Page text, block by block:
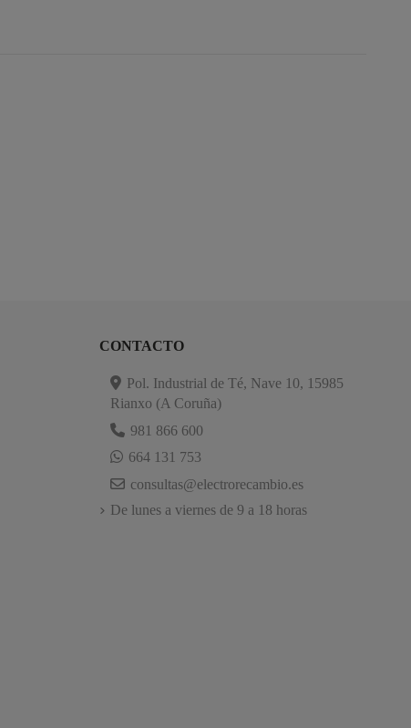
CONTACTO
Pol. Industrial de Té, Nave 10, 15985
Rianxo (A Coruña)
981 866 600
664 131 753
consultas@electrorecambio.es
De lunes a viernes de 9 a 18 horas